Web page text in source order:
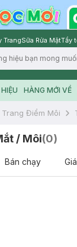
TrangSữa Rửa MặtTẩy
HÀNG MỚI VỀ
Trang Điểm Môi
/ Môi(0)
Bán chạy